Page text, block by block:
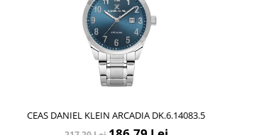
CEAS DANIEL KLEIN ARCADIA DK.6.14083.5